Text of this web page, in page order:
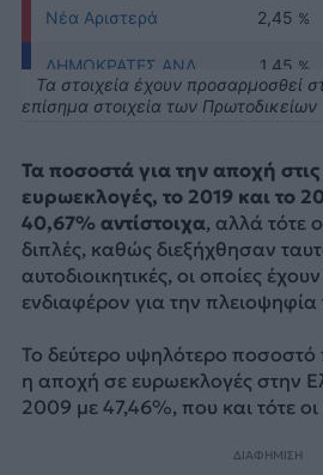
Τα ποσοστά για την αποχή
ευρωεκλογές, το 2019 και το
40,67% αντίστοιχα, αλλά τότε
διπλές, καθώς διεξήχθησαν
αυτοδιοικητικές, οι οποίες
ενδιαφέρον για την
Το δεύτερο υψηλότερο ποσοστό
η αποχή σε ευρωεκλογές στην
2009 με 47,46%, που και τότε
ΔΙΑΦΗΜΙΣΗ